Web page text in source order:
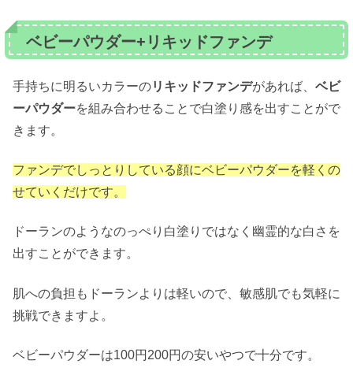
ベビーパウダー+リキッドファンデ
手持ちに明るいカラーのリキッドファンデがあれば、 ベビ
ーパウダーを組み合わせることで白塗り感を出すことがで
きます。
ファンデでしっとりしている顔にベビーパウダーを軽くの
せていくだけです。
ドーランのようなのっぺり白塗りではなく幽霊的な白さを
出すことができます。
肌への負担もドーランよりは軽いので、敏感肌でも気軽に
挑戦できますよ。
ベビーパウダーは100円200円の安いやつで十分です。